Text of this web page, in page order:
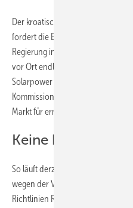
Der kroatische Verband der
fordert die EU-Kommission dazu
Regierung in Zagreb in
vor Ort endlich zu entfesseln.
Solarpower Europe und Wind
Kommission geschrieben, in dem
Markt für erneuerbare Energien
Keine klare
So läuft derzeit gegen Kroatien ein
wegen der Verzögerungen bei der
Richtlinien RED II und RED III.